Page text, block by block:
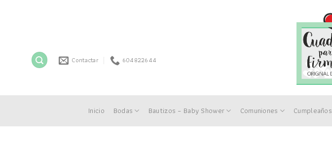
Contactar 604822644
Inicio Bodas Bautizos – Baby Shower Comuniones Cumpleaños